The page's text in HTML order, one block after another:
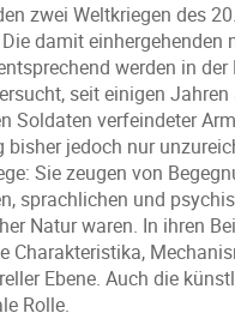
zwei Weltkriegen des
damit einhergehenden
werden in
seit einigen
Soldaten verfeindeter
jedoch nur
Sie zeugen von
sprachlichen und
Natur waren. In ihren
Charakteristika,
Ebene. Auch die
Rolle.